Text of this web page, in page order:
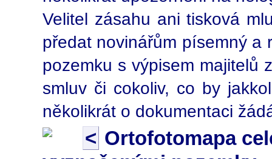
Velitel zásahu ani tisková
předat novinářům písemný a
pozemku s výpisem majitelů
smluv či cokoliv, co by
několikrát o dokumentaci
< Ortofotomapa